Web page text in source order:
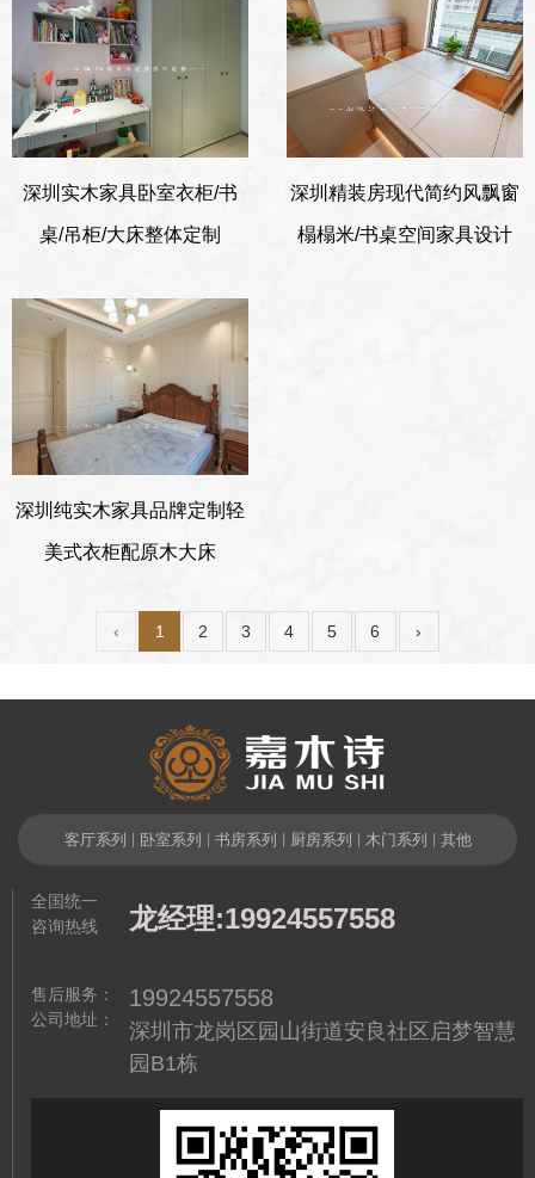
深圳实木家具卧室衣柜/书
桌/吊柜/大床整体定制
深圳精装房现代简约风飘窗
榻榻米/书桌空间家具设计
深圳纯实木家具品牌定制轻
美式衣柜配原木大床
‹ 1 2 3 4 5 6 ›
客厅系列 | 卧室系列 | 书房系列 | 厨房系列 | 木门系列 | 其他
全国统一
咨询热线
售后服务：
公司地址：
龙经理:19924557558
19924557558
深圳市龙岗区园山街道安良社区启梦智慧
园B1栋